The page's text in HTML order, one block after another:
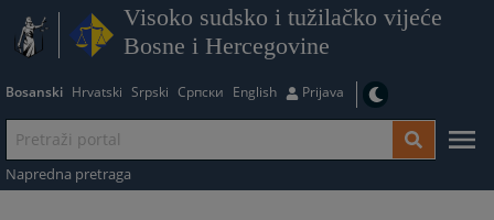
Visoko sudsko i tužilačko vijeće
Bosne i Hercegovine
Bosanski Hrvatski Srpski Српски English Prijava
Napredna pretraga